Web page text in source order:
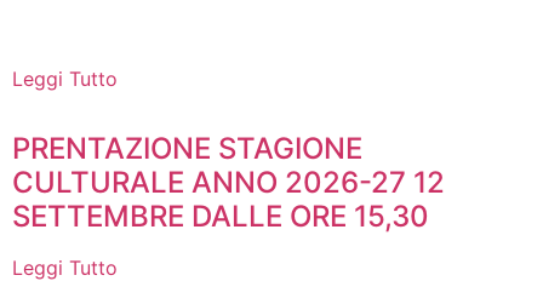
Leggi Tutto
PRENTAZIONE STAGIONE
CULTURALE ANNO 2026-27 12
SETTEMBRE DALLE ORE 15,30
Leggi Tutto